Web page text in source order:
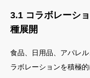
3.1 コラボレーシ
種展開
食品、日用品、アパレ
ラボレーションを積極的